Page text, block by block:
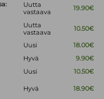
Uutta
vastaava
19.90€
Uutta
vastaava
10.50€
Uusi
18.00€
Hyvä
9.90€
Uusi
10.50€
Hyvä 18.90€